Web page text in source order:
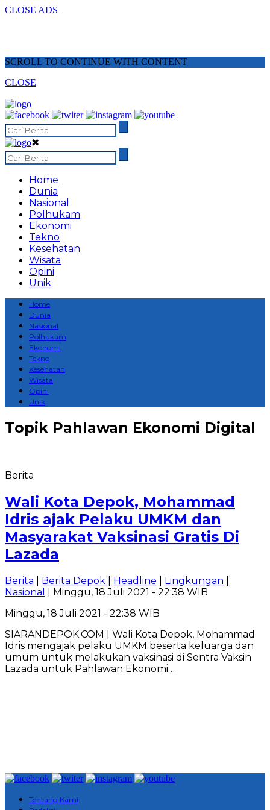
CLOSE ADS
SCROLL TO CONTINUE WITH CONTENT
CLOSE
✖
Home
Dunia
Nasional
Polhukam
Ekonomi
Tekno
Kesehatan
Wisata
Opini
Unik
Home
Dunia
Nasional
Polhukam
Ekonomi
Tekno
Kesehatan
Wisata
Opini
Unik
Topik Pahlawan Ekonomi Digital
Berita
Wali Kota Depok, Mohammad
Idris ajak Pelaku UMKM dan
Masyarakat Vaksinasi Gratis Di
Lazada
Berita Berita Depok Headline Lingkungan
Nasional
| Minggu, 18 Juli 2021 - 22:38 WIB
Minggu, 18 Juli 2021 - 22:38 WIB
SIARANDEPOK.COM | Wali Kota Depok, Mohammad
Idris mengajak pelaku UMKM beserta keluarga dan
umum untuk melakukan vaksinasi di Sentra Vaksin
Lazada untuk Pahlawan Ekonomi…
Tentang Kami